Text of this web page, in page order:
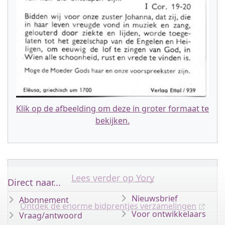
Klik op de afbeelding om deze in groter formaat te
bekijken.
Lees verder op Yory
Ontdek de enorme bidprentjes verzamelingen
Direct naar...
Abonnement
Vraag/antwoord
Nieuwsbrief
Voor ontwikkelaars